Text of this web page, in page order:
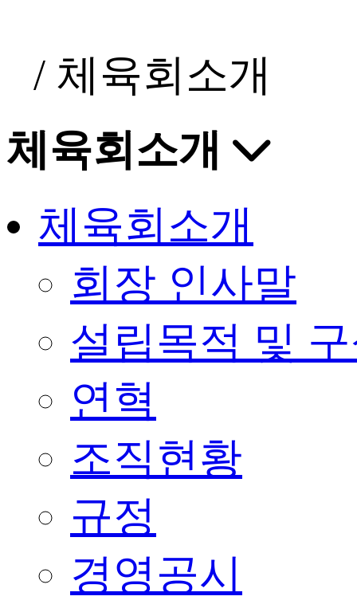
/ 체육회소개
체육회소개
체육회소개
회장 인사말
설립목적 및
연혁
조직현황
규정
경영공시